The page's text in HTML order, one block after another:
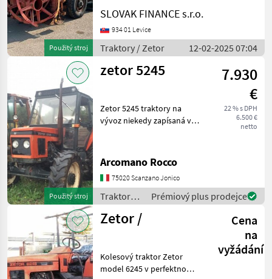
Použitý stroj
856 MTH, 3595cm3, manuál,
nezávislé kúrenie, snehová
fréza SFT 7045, prídavný
motor
SLOVAK FINANCE s.r.o.
934 01 Levice
Traktory / Zetor 12-02-2025 07:04
Použitý stroj
zetor 5245
7.930
€
22 % s DPH
6.500 €
netto
Zetor 5245 traktory na
vývoz niekedy zapísaná v
dokonale všetko. Chýba
mu zadného okna a na
ľavej strane sklo, ktoré
budú po
Arcomano Rocco
75020 Scanzano Jonico
Traktory /
Zetor
Prémiový plus prodejce
Zetor /
Cena
na
vyžádání
Kolesový traktor Zetor
model 6245 v perfektnom